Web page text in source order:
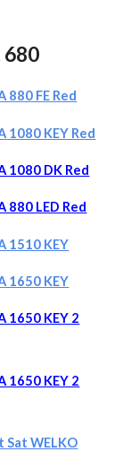
680
880 FE Red
1080 KEY Red
1080 DK Red
880 LED Red
1510 KEY
1650 KEY
1650 KEY 2
1650 KEY 2
Sat WELKO